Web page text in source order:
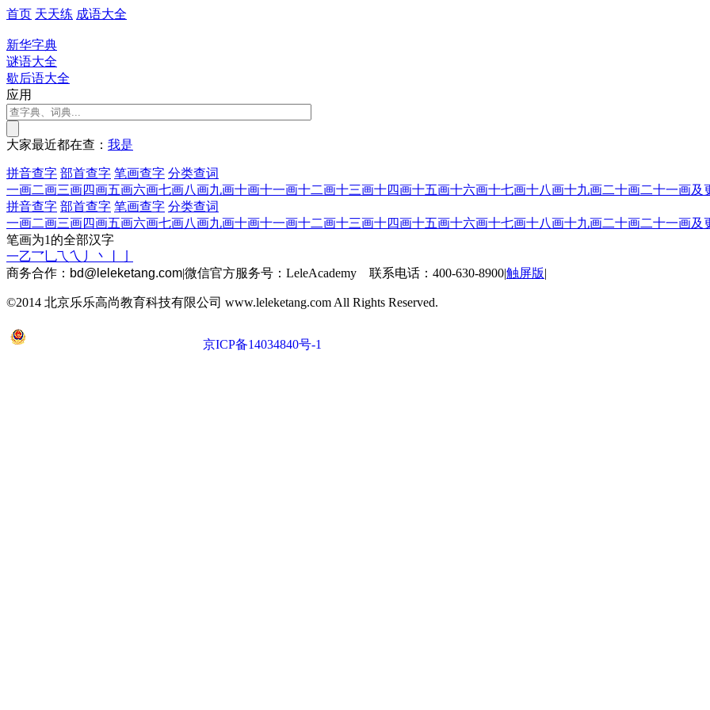
首页 天天练 成语大全
新华字典
谜语大全
歇后语大全
应用
大家最近都在查： 我是
拼音查字 部首查字 笔画查字 分类查词
一画二画三画四画五画六画七画八画九画十画十一画十二画十三画十四画十五画十六画十七画十八画十九画二十画二十一画及
拼音查字 部首查字 笔画查字 分类查词
一画二画三画四画五画六画七画八画九画十画十一画十二画十三画十四画十五画十六画十七画十八画十九画二十画二十一画及
笔画为1的全部汉字
一乙乛 乚乁 乀 丿 丶
商务合作： bd@leleketang.com|微信官方服务号：LeleAcademy 联系电话：400-630-8900|触屏版|
©2014 北京乐乐高尚教育科技有限公司 www.leleketang.com All Rights Reserved.
京ICP备14034840号-1